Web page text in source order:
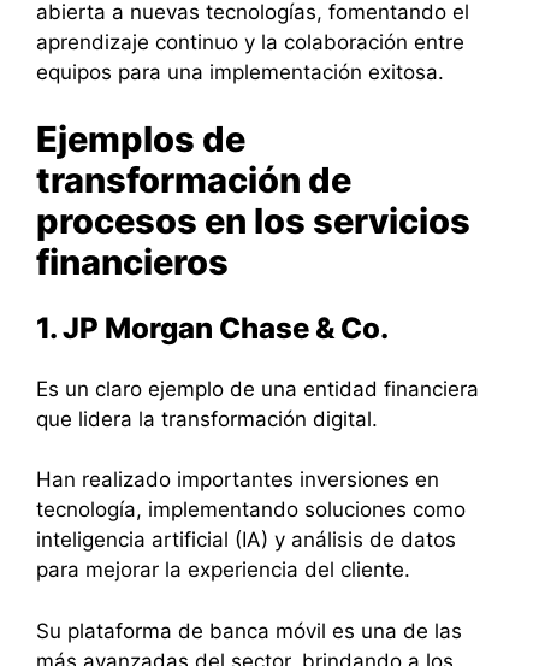
abierta a nuevas tecnologías, fomentando el
aprendizaje continuo y la colaboración entre
equipos para una implementación exitosa.
Ejemplos de
transformación de
procesos en los servicios
financieros
1. JP Morgan Chase & Co.
Es un claro ejemplo de una entidad financiera
que lidera la transformación digital.
Han realizado importantes inversiones en
tecnología, implementando soluciones como
inteligencia artificial (IA) y análisis de datos
para mejorar la experiencia del cliente.
Su plataforma de banca móvil es una de las
más avanzadas del sector, brindando a los